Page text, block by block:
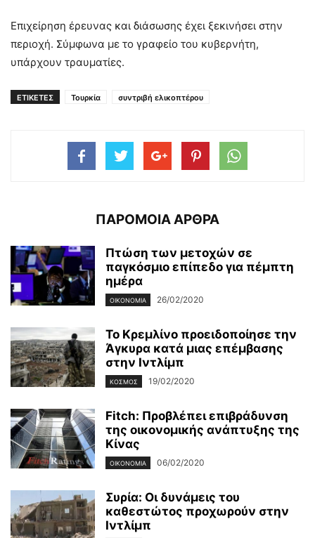
Επιχείρηση έρευνας και διάσωσης έχει ξεκινήσει στην
περιοχή. Σύμφωνα με το γραφείο του κυβερνήτη,
υπάρχουν τραυματίες.
ΕΤΙΚΕΤΕΣ Τουρκία συντριβή ελικοπτέρου
ΠΑΡΟΜΟΙΑ ΑΡΘΡΑ
Πτώση των μετοχών σε
παγκόσμιο επίπεδο για πέμπτη
ημέρα
ΟΙΚΟΝΟΜΊΑ 26/02/2020
Το Κρεμλίνο προειδοποίησε την
Άγκυρα κατά μιας επέμβασης
στην Ιντλίμπ
ΚΌΣΜΟΣ 19/02/2020
Fitch: Προβλέπει επιβράδυνση
της οικονομικής ανάπτυξης της
Κίνας
ΟΙΚΟΝΟΜΊΑ 06/02/2020
Συρία: Οι δυνάμεις του
καθεστώτος προχωρούν στην
Ιντλίμπ